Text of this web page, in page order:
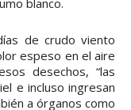
blanco.
de crudo viento
espeso en el aire
desechos, “las
e incluso ingresan
a órganos como